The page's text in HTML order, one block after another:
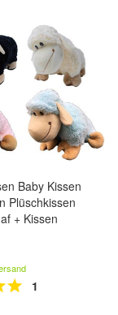
Baby Kissen
Plüschkissen
+ Kissen
1